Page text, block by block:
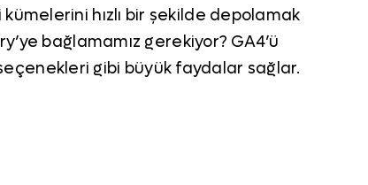
hızlı bir şekilde depolamak
bağlamamız gerekiyor? GA4’ü
gibi büyük faydalar sağlar.